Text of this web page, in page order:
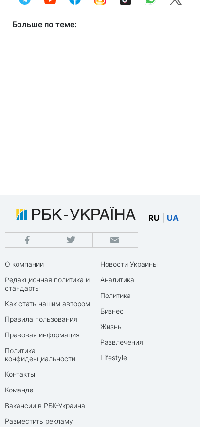
Больше по теме:
RU UA
О компании
Редакционная политика и
стандарты
Как стать нашим автором
Правила пользования
Правовая информация
Политика
конфиденциальности
Контакты
Команда
Вакансии в РБК-Украина
Разместить рекламу
Новости Украины
Аналитика
Политика
Бизнес
Жизнь
Развлечения
Lifestyle